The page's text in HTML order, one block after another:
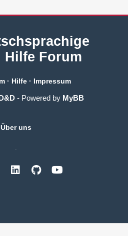
Hilfe Forum
· Hilfe · Impressum
- Powered by MyBB
Über uns
.